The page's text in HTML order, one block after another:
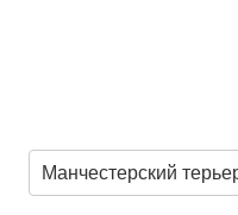
Манчестерский